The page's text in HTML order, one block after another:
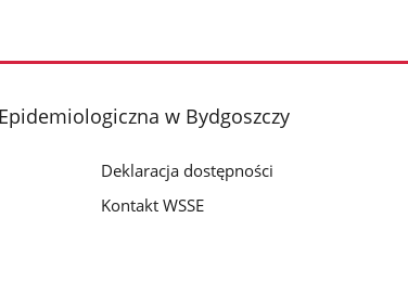
w Bydgoszczy
Deklaracja dostępności
Kontakt WSSE